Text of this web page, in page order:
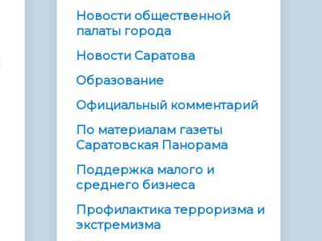
Новости общественной
палаты города
Новости Саратова
Образование
Официальный комментарий
По материалам газеты
Саратовская Панорама
Поддержка малого и
среднего бизнеса
Профилактика терроризма и
экстремизма